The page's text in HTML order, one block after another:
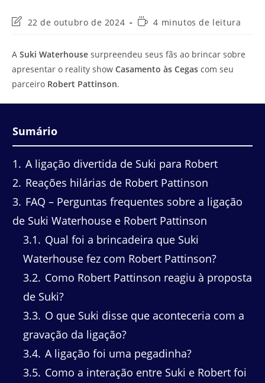
Última
post:
22 de outubro de 2024
Tempo4 minutos de leitura
A Suki Waterhouse surpreendeu seus fãs ao brincar sobre
apresentar o reality show Casamento às Cegas com seu
parceiro Robert Pattinson.
Sumário
1
A ligação divertida de Suki para Robert
2 Reações hilárias de Robert Pattinson
3 FAQ – Perguntas frequentes sobre a ligação
de Suki Waterhouse e Robert Pattinson
3.1
Qual foi a brincadeira que Suki
Waterhouse fez com Robert Pattinson?
3.2 Como Robert Pattinson reagiu à proposta
de Suki?
3.3 O que Suki disse que aconteceria com a
gravação da ligação?
3.4 A ligação foi uma pegadinha?
3.5 Como a interação entre Suki e Robert foi